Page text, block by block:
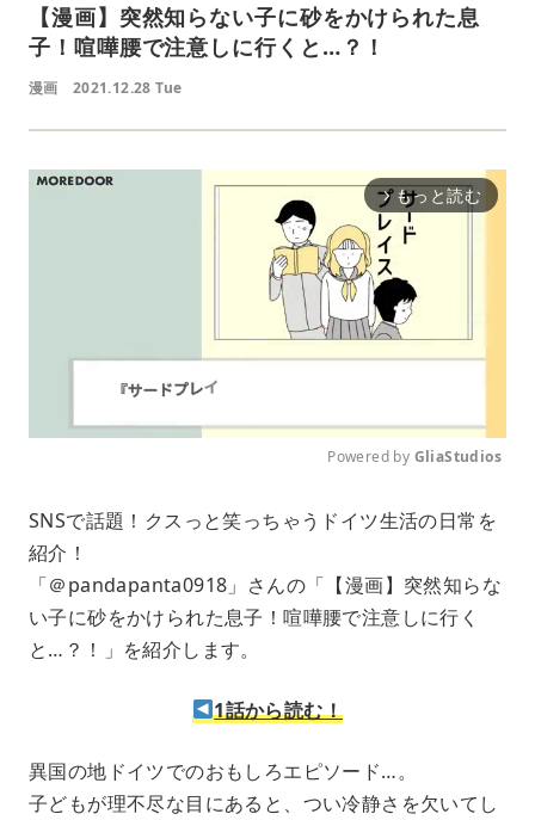
【漫画】突然知らない子に砂をかけられた息
子！喧嘩腰で注意しに行くと…？！
漫画 2021.12.28 Tue
arrow_forward_ios もっと読む
u
e
Powered by GliaStudios
SNSで話題！クスっと笑っちゃうドイツ生活の日常を
紹介！
「＠pandapanta0918」さんの「【漫画】突然知らな
い子に砂をかけられた息子！喧嘩腰で注意しに行く
と…？！」を紹介します。
1話から読む！
異国の地ドイツでのおもしろエピソード…。
子どもが理不尽な目にあると、つい冷静さを欠いてし